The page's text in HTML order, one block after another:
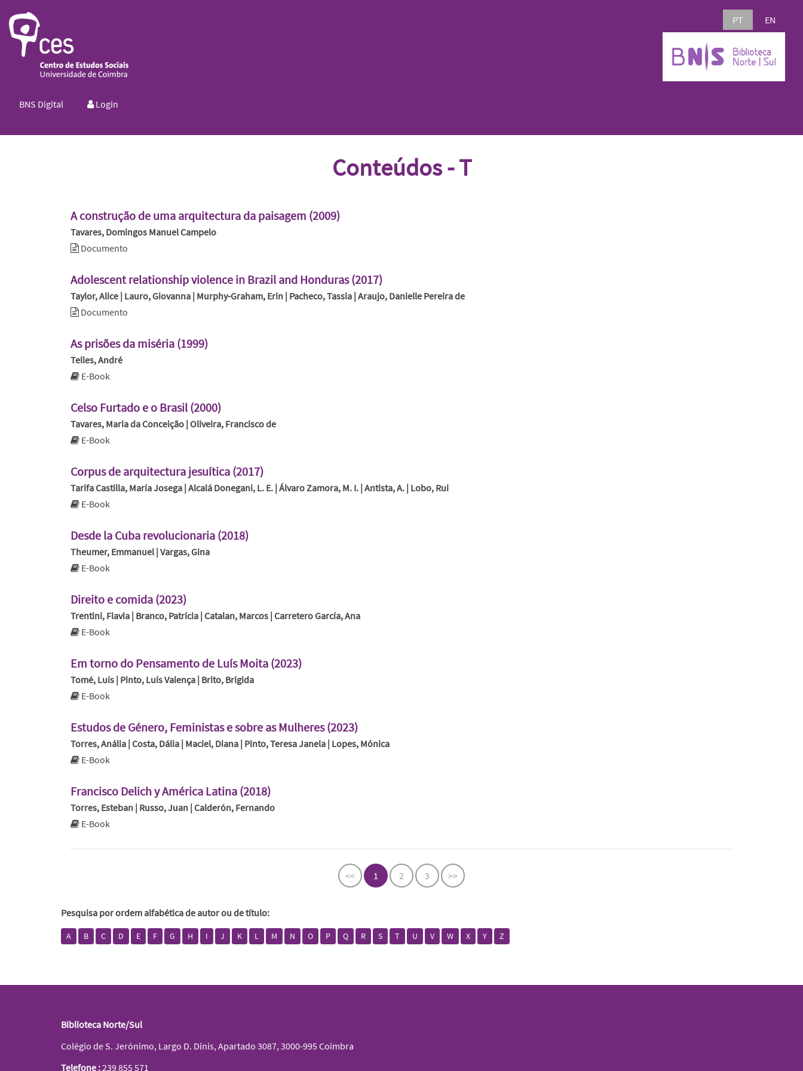
PT EN
BNS Digital Login
Conteúdos - T
A construção de uma arquitectura da paisagem (2009)
Tavares, Domingos Manuel Campelo
Documento
Adolescent relationship violence in Brazil and Honduras (2017)
Taylor, Alice | Lauro, Giovanna | Murphy-Graham, Erin | Pacheco, Tassia | Araujo, Danielle Pereira de
Documento
As prisões da miséria (1999)
Telles, André
E-Book
Celso Furtado e o Brasil (2000)
Tavares, Maria da Conceição | Oliveira, Francisco de
E-Book
Corpus de arquitectura jesuítica (2017)
Tarifa Castilla, María Josega | Alcalá Donegani, L. E. | Álvaro Zamora, M. I. | Antista, A. | Lobo, Rui
E-Book
Desde la Cuba revolucionaria (2018)
Theumer, Emmanuel | Vargas, Gina
E-Book
Direito e comida (2023)
Trentini, Flavia | Branco, Patrícia | Catalan, Marcos | Carretero García, Ana
E-Book
Em torno do Pensamento de Luís Moita (2023)
Tomé, Luís | Pinto, Luís Valença | Brito, Brígida
E-Book
Estudos de Género, Feministas e sobre as Mulheres (2023)
Torres, Anália | Costa, Dália | Maciel, Diana | Pinto, Teresa Janela | Lopes, Mónica
E-Book
Francisco Delich y América Latina (2018)
Torres, Esteban | Russo, Juan | Calderón, Fernando
E-Book
<< 1 2 3 >>
Pesquisa por ordem alfabética de autor ou de título:
A B C D E F G H I J K L M N O P Q R S T U V W X Y Z
Biblioteca Norte/Sul
Colégio de S. Jerónimo, Largo D. Dinis, Apartado 3087, 3000-995 Coimbra
Telefone :239 855 571